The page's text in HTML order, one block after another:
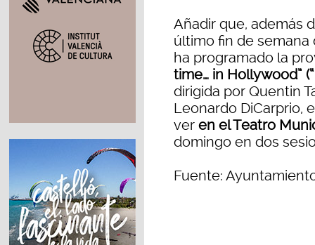
Añadir que, además
último fin de
ha programado la
time… in Hollywood”
dirigida por Quentin
Leonardo DiCarprio,
ver en el Teatro
domingo en dos
Fuente: